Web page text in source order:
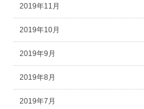
2019年11月
2019年10月
2019年9月
2019年8月
2019年7月